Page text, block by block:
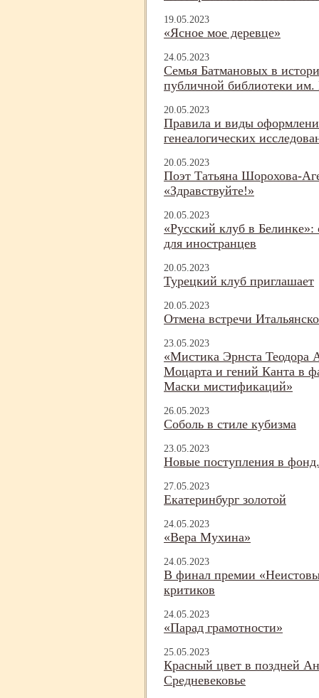
19.05.2023
«Ясное мое деревце»
24.05.2023
Семья Батмановых в
публичной библиотеки им.
20.05.2023
Правила и виды
генеалогических
20.05.2023
Поэт Татьяна Шорохова-
«Здравствуйте!»
20.05.2023
«Русский клуб в
для иностранцев
20.05.2023
Турецкий клуб приглашает
20.05.2023
Отмена встречи
23.05.2023
«Мистика Эрнста Теодора
Моцарта и гений Канта в
Маски мистификаций»
26.05.2023
Соболь в стиле кубизма
23.05.2023
Новые поступления в
27.05.2023
Екатеринбург золотой
24.05.2023
«Вера Мухина»
24.05.2023
В финал премии
критиков
24.05.2023
«Парад грамотности»
25.05.2023
Красный цвет в поздней
Средневековье